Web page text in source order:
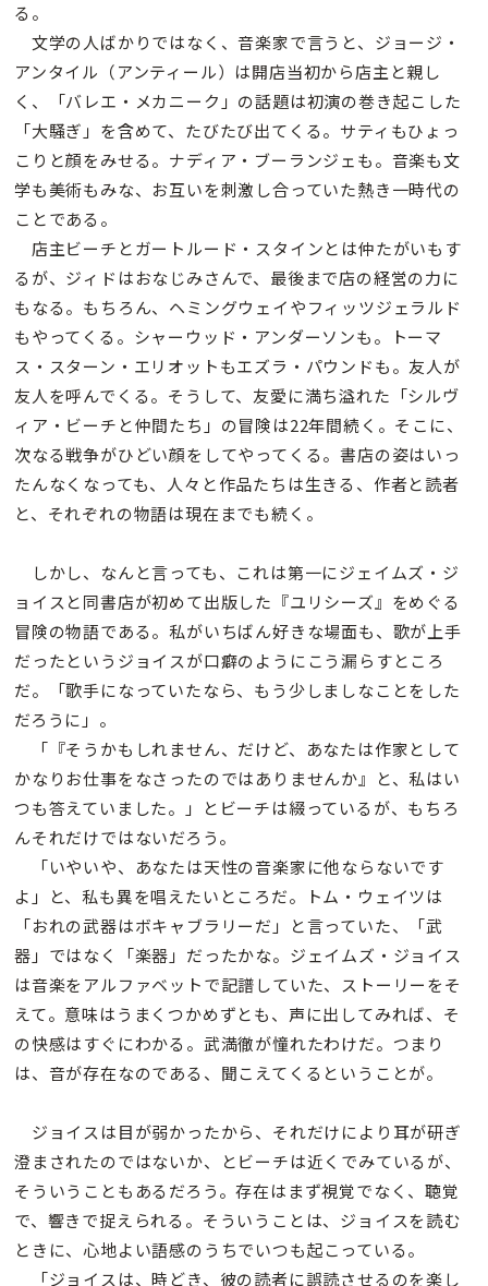
る。
文学の人ばかりではなく、音楽家で言うと、ジョージ・
アンタイル（アンティール）は開店当初から店主と親し
く、「バレエ・メカニーク」の話題は初演の巻き起こした
「大騒ぎ」を含めて、たびたび出てくる。サティもひょっ
こりと顔をみせる。ナディア・ブーランジェも。音楽も文
学も美術もみな、お互いを刺激し合っていた熱き一時代の
ことである。
店主ビーチとガートルード・スタインとは仲たがいもす
るが、ジィドはおなじみさんで、最後まで店の経営の力に
もなる。もちろん、ヘミングウェイやフィッツジェラルド
もやってくる。シャーウッド・アンダーソンも。トーマ
ス・スターン・エリオットもエズラ・パウンドも。友人が
友人を呼んでくる。そうして、友愛に満ち溢れた「シルヴ
ィア・ビーチと仲間たち」の冒険は22年間続く。そこに、
次なる戦争がひどい顔をしてやってくる。書店の姿はいっ
たんなくなっても、人々と作品たちは生きる、作者と読者
と、それぞれの物語は現在までも続く。
しかし、なんと言っても、これは第一にジェイムズ・ジ
ョイスと同書店が初めて出版した『ユリシーズ』をめぐる
冒険の物語である。私がいちばん好きな場面も、歌が上手
だったというジョイスが口癖のようにこう漏らすところ
だ。「歌手になっていたなら、もう少しましなことをした
だろうに」。
「『そうかもしれません、だけど、あなたは作家として
かなりお仕事をなさったのではありませんか』と、私はい
つも答えていました。」とビーチは綴っているが、もちろ
んそれだけではないだろう。
「いやいや、あなたは天性の音楽家に他ならないです
よ」と、私も異を唱えたいところだ。トム・ウェイツは
「おれの武器はボキャブラリーだ」と言っていた、「武
器」ではなく「楽器」だったかな。ジェイムズ・ジョイス
は音楽をアルファベットで記譜していた、ストーリーをそ
えて。意味はうまくつかめずとも、声に出してみれば、そ
の快感はすぐにわかる。武満徹が憧れたわけだ。つまり
は、音が存在なのである、聞こえてくるということが。
ジョイスは目が弱かったから、それだけにより耳が研ぎ
澄まされたのではないか、とビーチは近くでみているが、
そういうこともあるだろう。存在はまず視覚でなく、聴覚
で、響きで捉えられる。そういうことは、ジョイスを読む
ときに、心地よい語感のうちでいつも起こっている。
「ジョイスは、時どき、彼の読者に誤読させるのを楽し